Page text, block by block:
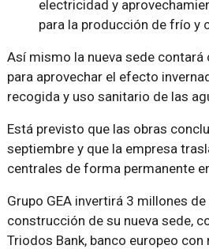
electricidad y
para la producción de frío y
Así mismo la nueva sede
para aprovechar el efecto
recogida y uso sanitario de las
Está previsto que las obras
septiembre y que la empresa
centrales de forma permanente
Grupo GEA invertirá 3 millones
construcción de su nueva sede,
Triodos Bank, banco europeo